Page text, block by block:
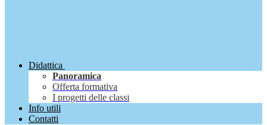
Didattica
Panoramica
Offerta formativa
I progetti delle classi
Info utili
Contatti